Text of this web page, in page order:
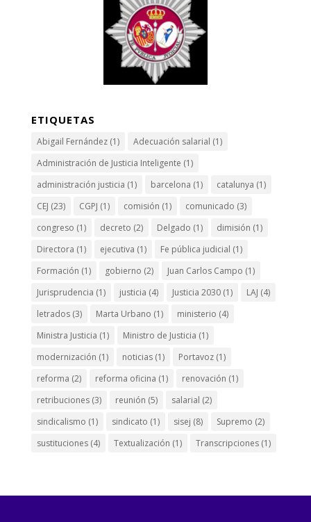
ETIQUETAS
Abigail Fernández(1) Adecuación salarial (1)
Administración de Justicia Inteligente (1)
administración justicia (1) barcelona (1) catalunya (1)
CEJ (23) CGPJ (1) comisión (1) comunicado (3)
congreso (1) decreto (2) Delgado (1) dimisión (1)
Directora (1) ejecutiva (1) Fe pública judicial (1)
Formación (1) gobierno (2) Juan Carlos Campo (1)
Jurisprudencia (1) justicia (4) Justicia 2030(1) LAJ (4)
letrados(3) Marta Urbano (1) ministerio (4)
Ministra Justicia (1) Ministro de Justicia (1)
modernización (1) noticias(1) Portavoz(1)
reforma (2) reforma oficina (1) renovación (1)
retribuciones(3) reunión (5) salarial (2)
sindicalismo (1) sindicato (1) sisej (8) Supremo (2)
sustituciones(4) Textualización (1) Transcripciones(1)